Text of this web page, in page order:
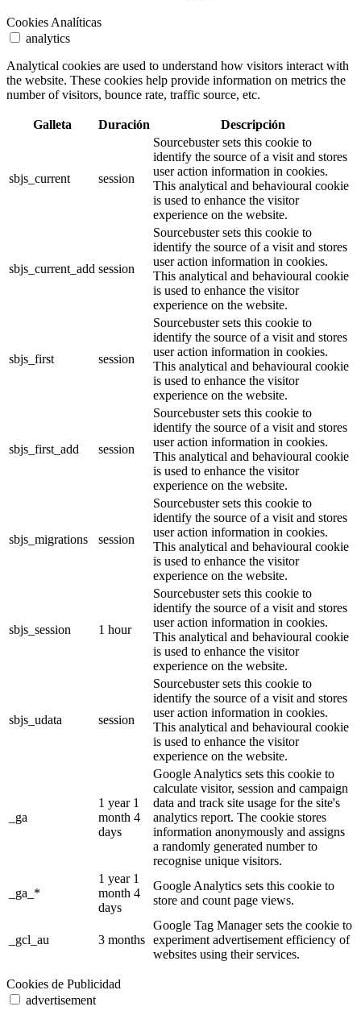
Cookies Analíticas
analytics
Analytical cookies are used to understand how visitors interact with
the website. These cookies help provide information on metrics the
number of visitors, bounce rate, traffic source, etc.
Galleta Duración Descripción
sbjs_current session
Sourcebuster sets this cookie to
identify the source of a visit and stores
user action information in cookies.
This analytical and behavioural cookie
is used to enhance the visitor
experience on the website.
sbjs_current_add session
Sourcebuster sets this cookie to
identify the source of a visit and stores
user action information in cookies.
This analytical and behavioural cookie
is used to enhance the visitor
experience on the website.
sbjs_first session
Sourcebuster sets this cookie to
identify the source of a visit and stores
user action information in cookies.
This analytical and behavioural cookie
is used to enhance the visitor
experience on the website.
sbjs_first_add session
Sourcebuster sets this cookie to
identify the source of a visit and stores
user action information in cookies.
This analytical and behavioural cookie
is used to enhance the visitor
experience on the website.
sbjs_migrations session
Sourcebuster sets this cookie to
identify the source of a visit and stores
user action information in cookies.
This analytical and behavioural cookie
is used to enhance the visitor
experience on the website.
sbjs_session 1 hour
Sourcebuster sets this cookie to
identify the source of a visit and stores
user action information in cookies.
This analytical and behavioural cookie
is used to enhance the visitor
experience on the website.
sbjs_udata session
Sourcebuster sets this cookie to
identify the source of a visit and stores
user action information in cookies.
This analytical and behavioural cookie
is used to enhance the visitor
experience on the website.
_ga
1 year 1
month 4
days
Google Analytics sets this cookie to
calculate visitor, session and campaign
data and track site usage for the site's
analytics report. The cookie stores
information anonymously and assigns
a randomly generated number to
recognise unique visitors.
_ga_*
1 year 1
month 4
days
Google Analytics sets this cookie to
store and count page views.
_gcl_au 3 months
Google Tag Manager sets the cookie to
experiment advertisement efficiency of
websites using their services.
Cookies de Publicidad
advertisement